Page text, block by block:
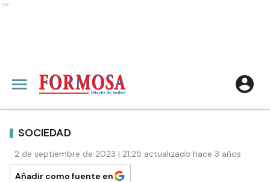
Ads
SOCIEDAD
2 de septiembre de 2023 | 21:25 actualizado hace 3 años
Añadir como fuente en